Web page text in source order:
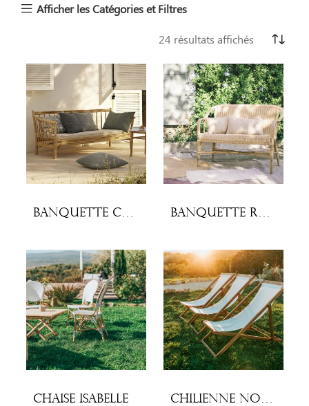
Afficher les Catégories et Filtres
24 résultats affichés
Banquette Camille Banquette rotin Marcel
Chaise Isabelle Chilienne Noémie